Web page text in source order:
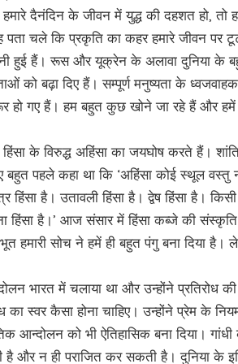
हमारे दैनंदिन के जीवन में युद्ध की दहशत हो,
पता चले कि प्रकृति का कहर हमारे जीवन पर
हुई हैं। रूस और यूक्रेन के अलावा दुनिया के
को बढ़ा दिए हैं। सम्पूर्ण मनुष्यता के
हो गए हैं। हम बहुत कुछ खोने जा रहे हैं और
हिंसा के विरुद्ध अहिंसा का जयघोष करते हैं।
बहुत पहले कहा था कि ‘अहिंसा कोई स्थूल वस्तु
है। उतावली हिंसा है। द्वेष हिंसा है। किसी
है।’ आज संसार में हिंसा कब्जे की
हमारी सोच ने हमें ही बहुत पंगु बना दिया है।
भारत में चलाया था और उन्होंने प्रतिरोध
का स्वर कैसा होना चाहिए। उन्होंने प्रेम के
को भी ऐतिहासिक बना दिया। गांधी
और न ही पराजित कर सकती है। दुनिया के